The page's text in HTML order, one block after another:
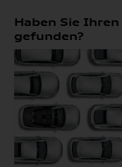
Haben Sie
gefunden?